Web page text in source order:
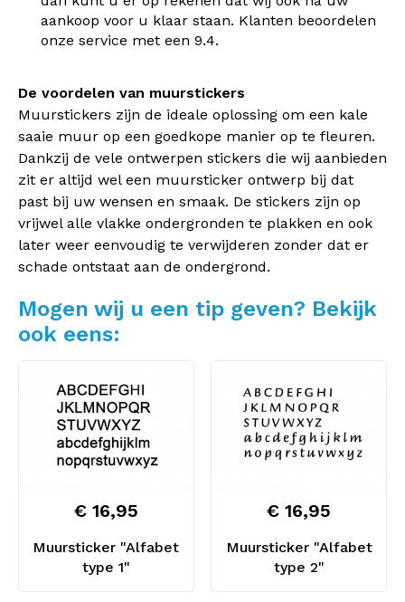
aankoop voor u klaar staan. Klanten beoordelen
onze service met een 9.4.
De voordelen van muurstickers
Muurstickers zijn de ideale oplossing om een kale
saaie muur op een goedkope manier op te fleuren.
Dankzij de vele ontwerpen stickers die wij aanbieden
zit er altijd wel een muursticker ontwerp bij dat
past bij uw wensen en smaak. De stickers zijn op
vrijwel alle vlakke ondergronden te plakken en ook
later weer eenvoudig te verwijderen zonder dat er
schade ontstaat aan de ondergrond.
Mogen wij u een tip geven? Bekijk
ook eens:
Muursticker "Alfabet
type 1"
€ 16,95
Muursticker "Alfabet
type 2"
€ 16,95